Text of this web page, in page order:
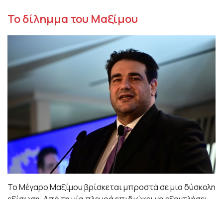
Το δίλημμα του Μαξίμου
Το Μέγαρο Μαξίμου βρίσκεται μπροστά σε μια δύσκολη